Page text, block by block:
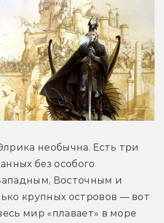
необычна. Есть три
без особого
Восточным и
крупных островов — вот
мир «плавает» в море